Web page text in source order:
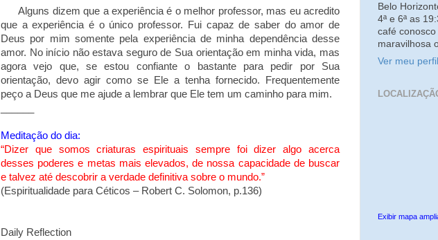
Alguns dizem que a experiência é o melhor professor, mas eu acredito
que a experiência é o único professor. Fui capaz de saber do amor de
Deus por mim somente pela experiência de minha dependência desse
amor. No início não estava seguro de Sua orientação em minha vida, mas
agora vejo que, se estou confiante o bastante para pedir por Sua
orientação, devo agir como se Ele a tenha fornecido. Frequentemente
peço a Deus que me ajude a lembrar que Ele tem um caminho para mim.
Meditação do dia:
“Dizer que somos criaturas espirituais sempre foi dizer algo acerca
desses poderes e metas mais elevados, de nossa capacidade de buscar
e talvez até descobrir a verdade definitiva sobre o mundo.”
(Espiritualidade para Céticos – Robert C. Solomon, p.136)
Daily Reflection
Belo
4ª e 6ª as
café
maravilhosa
Ver meu
Exibir mapa